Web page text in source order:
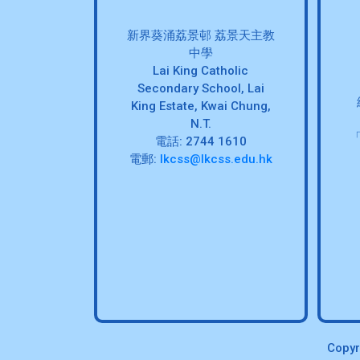
新界葵涌荔景邨 荔景天主教
中學
Lai King Catholic
Secondary School, Lai
King Estate, Kwai Chung,
N.T.
電話: 2744 1610
電郵: lkcss@lkcss.edu.hk